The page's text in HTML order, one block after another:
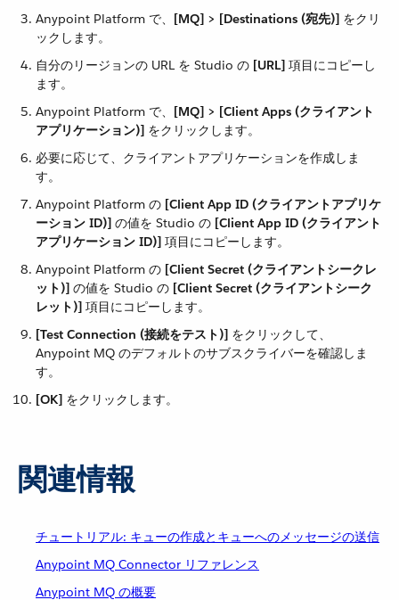
Anypoint Platform で、​ [MQ] > [Destinations (宛先)] ​ をクリ
ックします。
自分のリージョンの URL を Studio の ​ [URL] ​ 項目にコピーし
ます。
Anypoint Platform で、​ [MQ] > [Client Apps (クライアント
アプリケーション)] ​ をクリックします。
必要に応じて、クライアントアプリケーションを作成しま
す。
Anypoint Platform の ​ [Client App ID (クライアントアプリケ
ーション ID)] ​ の値を Studio の ​ [Client App ID (クライアント
アプリケーション ID)] ​ 項目にコピーします。
Anypoint Platform の ​ [Client Secret (クライアントシークレ
ット)] ​ の値を Studio の ​ [Client Secret (クライアントシーク
レット)] ​ 項目にコピーします。
[Test Connection (接続をテスト)] ​ をクリックして、
Anypoint MQ のデフォルトのサブスクライバーを確認しま
す。
[OK] ​ をクリックします。
関連情報
チュートリアル: キューの作成とキューへのメッセージの送信
Anypoint MQ Connector リファレンス
Anypoint MQ の概要